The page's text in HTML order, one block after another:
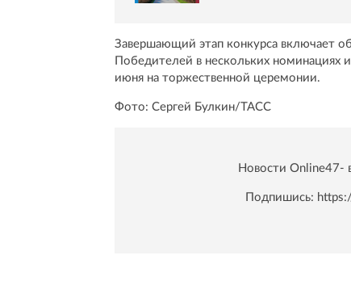
Завершающий этап конкурса включает
Победителей в нескольких номинациях
июня на торжественной церемонии.
Фото: Сергей Булкин/ТАСС
Новости Online47-
Подпишись: